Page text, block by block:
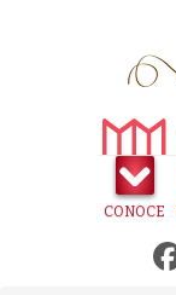
CONOCE